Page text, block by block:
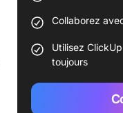
Collaborez
Utilisez
toujours